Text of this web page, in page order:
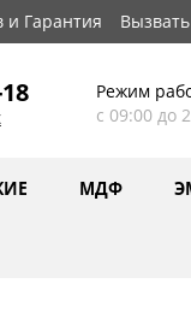
и Гарантия
Режим
с 09:00 до
МДФ